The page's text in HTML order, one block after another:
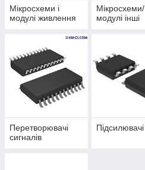
Мікросхеми і
модулі живлення
Мікросхеми/
модулі інші
Перетворювачі
сигналів
Підсилювачі